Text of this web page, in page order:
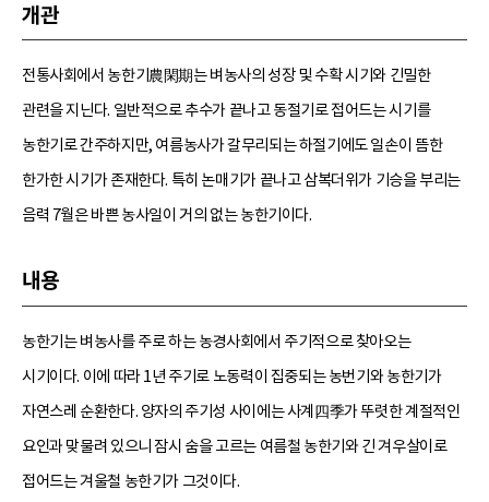
개관
전통사회에서 농한기農閑期는 벼농사의 성장 및 수확 시기와 긴밀한
관련을 지닌다. 일반적으로 추수가 끝나고 동절기로 접어드는 시기를
농한기로 간주하지만, 여름농사가 갈무리되는 하절기에도 일손이 뜸한
한가한 시기가 존재한다. 특히 논매기가 끝나고 삼복더위가 기승을 부리는
음력 7월은 바쁜 농사일이 거의 없는 농한기이다.
내용
농한기는 벼농사를 주로 하는 농경사회에서 주기적으로 찾아오는
시기이다. 이에 따라 1년 주기로 노동력이 집중되는 농번기와 농한기가
자연스레 순환한다. 양자의 주기성 사이에는 사계四季가 뚜렷한 계절적인
요인과 맞물려 있으니 잠시 숨을 고르는 여름철 농한기와 긴 겨우살이로
접어드는 겨울철 농한기가 그것이다.